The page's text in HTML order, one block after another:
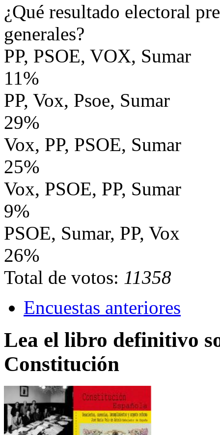
¿Qué resultado electoral
generales?
PP, PSOE, VOX, Sumar
11%
PP, Vox, Psoe, Sumar
29%
Vox, PP, PSOE, Sumar
25%
Vox, PSOE, PP, Sumar
9%
PSOE, Sumar, PP, Vox
26%
Total de votos: 11358
Encuestas anteriores
Lea el libro definitivo
Constitución